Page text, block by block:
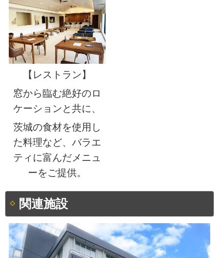
【レストラン】
窓から臨む絶好のロ
ケーションと共に、
茨城の食材を使用し
た料理など、バラエ
ティに富んだメニュ
ーをご提供。
関連施設